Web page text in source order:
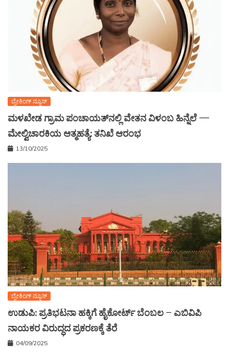
ಬ್ರೇಕಿಂಗ್ ನ್ಯೂಸ್
ಮಳಖೇಡ ಗ್ರಾಮ ಪಂಚಾಯತ್‌ನಲ್ಲಿ ವೇತನ ವಿಳಂಬ ಹಿನ್ನೆಲೆ —
ಮೇಲ್ವಿಚಾರಕಿಯ ಆತ್ಮಹತ್ಯೆ: ತನಿಖೆ ಆರಂಭ
13/10/2025
ಬ್ರೇಕಿಂಗ್ ನ್ಯೂಸ್
ಉಡುಪಿ: ಪ್ರತಿಭಟನಾ ಹಕ್ಕಿಗೆ ಹೈಕೋರ್ಟ್ ಬೆಂಬಲ – ಎಬಿವಿಪಿ
ನಾಯಕರ ವಿರುದ್ಧದ ಪ್ರಕರಣಕ್ಕೆ ತೆರೆ
04/09/2025